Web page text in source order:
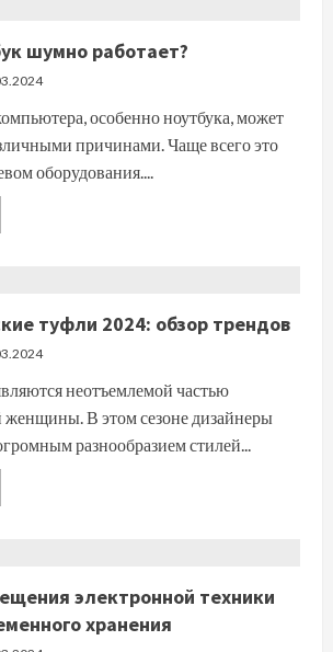
шумно работает?
особенно ноутбука, может
причинами. Чаще всего это
оборудования....
туфли 2024: обзор трендов
неотъемлемой частью
женщины. В этом сезоне дизайнеры
разнообразием стилей...
электронной техники
хранения